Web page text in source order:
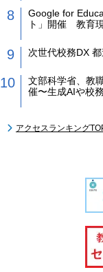
Google for
ト」開催 教育
次世代校務DX
文部科学省、教
催〜生成AIや校
アクセスランキング